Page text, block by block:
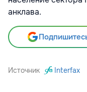
анклава.
Источник Interfax